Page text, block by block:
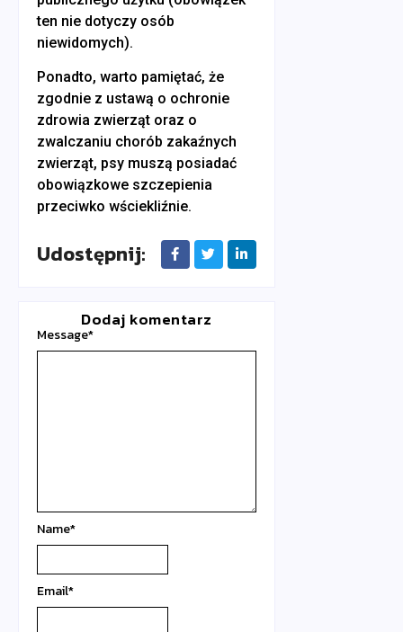
ten nie dotyczy osób
niewidomych).
Ponadto, warto pamiętać, że
zgodnie z ustawą o ochronie
zdrowia zwierząt oraz o
zwalczaniu chorób zakaźnych
zwierząt, psy muszą posiadać
obowiązkowe szczepienia
przeciwko wściekliźnie.
Udostępnij:
Dodaj komentarz
Message*
Name*
Email*